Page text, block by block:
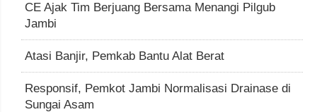
CE Ajak Tim Berjuang Bersama Menangi Pilgub
Jambi
Atasi Banjir, Pemkab Bantu Alat Berat
Responsif, Pemkot Jambi Normalisasi Drainase di
Sungai Asam